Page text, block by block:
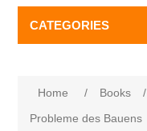
CATEGORIES
Home / Books /
Probleme des Bauens